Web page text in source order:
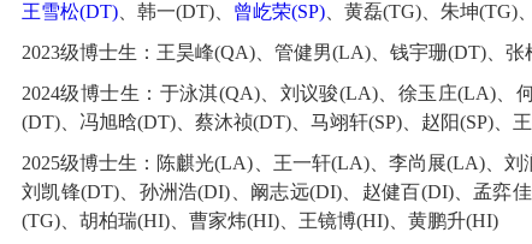
王雪松(DT)
韩一(DT) 曾屹荣(SP) 黄磊(TG) 朱坤(TG)
2023级博士生： 王昊峰(QA) 管健男(LA) 钱宇珊(DT) 张
2024级博士生：于泳淇(QA)、刘议骏(LA)、徐玉庄(LA)、
(DT)、冯旭晗(DT)、蔡沐祯(DT)、马翊轩(SP)、 赵阳(SP)
2025级博士生：陈麒光(LA)、王一轩(LA)、李尚展(LA)、
刘凯锋(DT)、孙洲浩(DI)、阚志远(DI)、赵健百(DI)、孟弈
(TG)、胡柏瑞(HI)、曹家炜(HI)、王镜博(HI)、黄鹏升(HI)